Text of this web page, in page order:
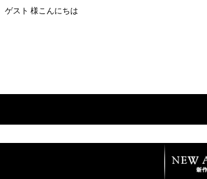
ゲスト 様こんにちは